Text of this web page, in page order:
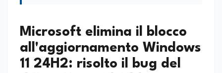
Microsoft elimina il blocco
all'aggiornamento Windows
11 24H2: risolto il bug del